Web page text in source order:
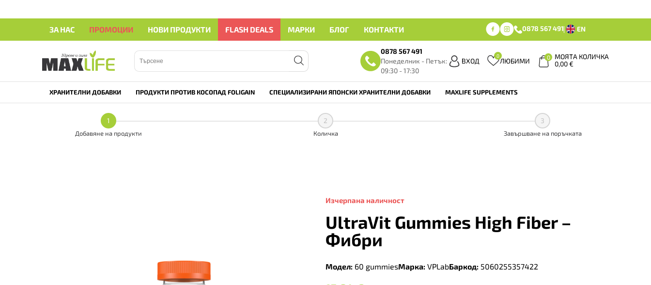
ЗА НАС ПРОМОЦИИ НОВИ ПРОДУКТИ FLASH DEALS МАРКИ БЛОГ КОНТАКТИ 0878 567 491 EN
0878 567 491
Понеделник - Петък:
09:30 - 17:30
ВХОД
0
ЛЮБИМИ 0
МОЯТА КОЛИЧКА
0,00€
ХРАНИТЕЛНИ ДОБАВКИ ПРОДУКТИ ПРОТИВ КОСОПАД FOLIGAIN СПЕЦИАЛИЗИРАНИ ЯПОНСКИ ХРАНИТЕЛНИ ДОБАВКИ MAXLIFE SUPPLEMENTS
1
Добавяне на продукти
2
Количка
3
Завършване на поръчката
Изчерпана наличност
UltraVit Gummies High Fiber –
Фибри
Модел: 60 gummiesМарка: VPLabБаркод: 5060255357422